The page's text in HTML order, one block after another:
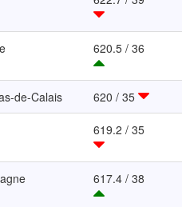
620.5 / 36
de-Calais 620 / 35
619.2 / 35
617.4 / 38